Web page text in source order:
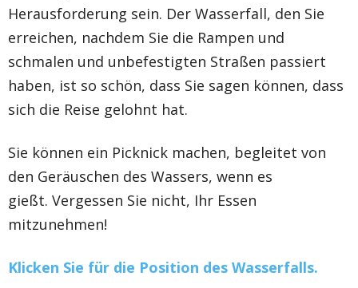
Herausforderung sein. Der Wasserfall, den Sie
erreichen, nachdem Sie die Rampen und
schmalen und unbefestigten Straßen passiert
haben, ist so schön, dass Sie sagen können, dass
sich die Reise gelohnt hat.
Sie können ein Picknick machen, begleitet von
den Geräuschen des Wassers, wenn es
gießt. Vergessen Sie nicht, Ihr Essen
mitzunehmen!
Klicken Sie für die Position des Wasserfalls.